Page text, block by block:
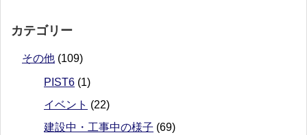
カテゴリー
その他 (109)
PIST6 (1)
イベント (22)
建設中・工事中の様子 (69)